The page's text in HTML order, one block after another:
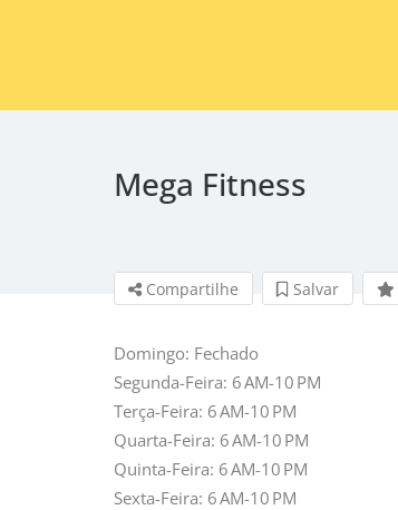
Mega Fitness
Compartilhe Salvar
Domingo: Fechado
Segunda-Feira: 6 AM-10 PM
Terça-Feira: 6 AM-10 PM
Quarta-Feira: 6 AM-10 PM
Quinta-Feira: 6 AM-10 PM
Sexta-Feira: 6 AM-10 PM